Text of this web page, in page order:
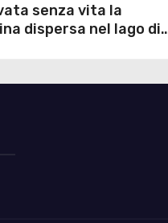
senza vita la
dispersa nel lago di